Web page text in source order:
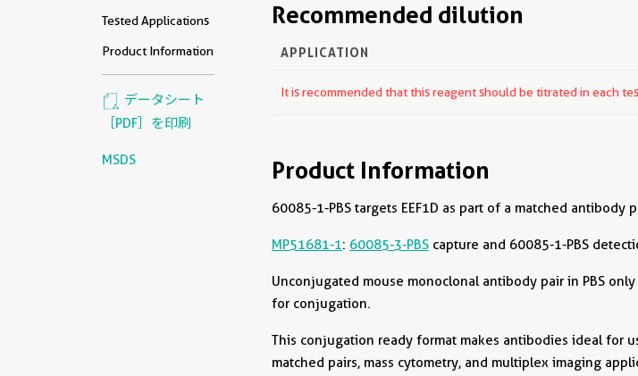
Tested Applications
Product Information
データシート
［PDF］を印刷
MSDS
Recommended dilution
APPLICATION
It is recommended that this reagent should be titrated in each
Product Information
60085-1-PBS targets EEF1D as part of a matched antibody
MP51681-1: 60085-3-PBS capture and 60085-1-PBS
Unconjugated mouse monoclonal antibody pair in PBS
for conjugation.
This conjugation ready format makes antibodies ideal for
matched pairs, mass cytometry, and multiplex imaging